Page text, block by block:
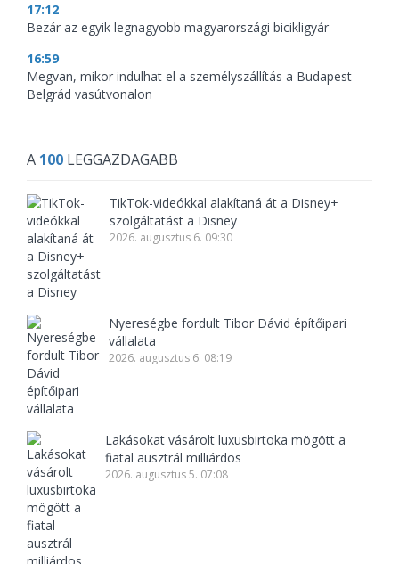
17:12
Bezár az egyik legnagyobb magyarországi bicikligyár
16:59
Megvan, mikor indulhat el a személyszállítás a Budapest–
Belgrád vasútvonalon
A 100 LEGGAZDAGABB
TikTok-videókkal alakítaná át a Disney+
szolgáltatást a Disney
2026. augusztus 6. 09:30
Nyereségbe fordult Tibor Dávid építőipari
vállalata
2026. augusztus 6. 08:19
Lakásokat vásárolt luxusbirtoka mögött a
fiatal ausztrál milliárdos
2026. augusztus 5. 07:08